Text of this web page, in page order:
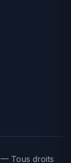
Tous droits